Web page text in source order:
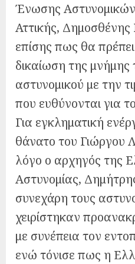
Ένωσης
Αττικής,
επίσης πως θα
δικαίωση της
αστυνομικού με την
που ευθύνονται για
Για εγκληματική
θάνατο του Γιώργου
λόγο ο αρχηγός της
Αστυνομίας,
συνεχάρη τους
χειρίστηκαν
με συνέπεια τον
ενώ τόνισε πως η